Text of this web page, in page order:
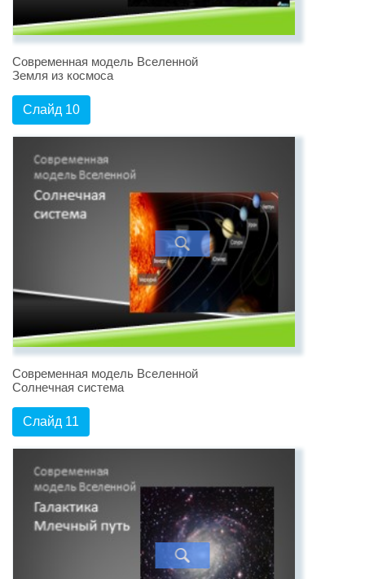
Современная модель Вселенной
Земля из космоса
Слайд 10
Современная модель Вселенной
Солнечная система
Слайд 11